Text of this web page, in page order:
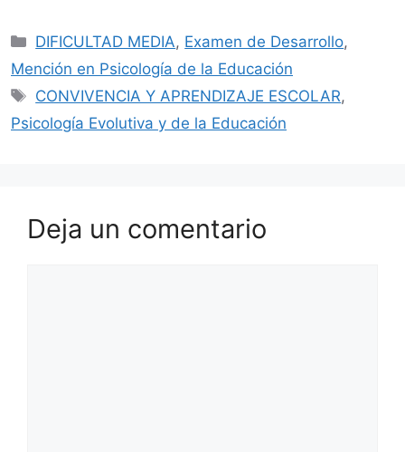
Categorías
DIFICULTAD MEDIA, Examen de Desarrollo,
Mención en Psicología de la Educación
Etiquetas
CONVIVENCIA Y APRENDIZAJE ESCOLAR,
Psicología Evolutiva y de la Educación
Deja un comentario